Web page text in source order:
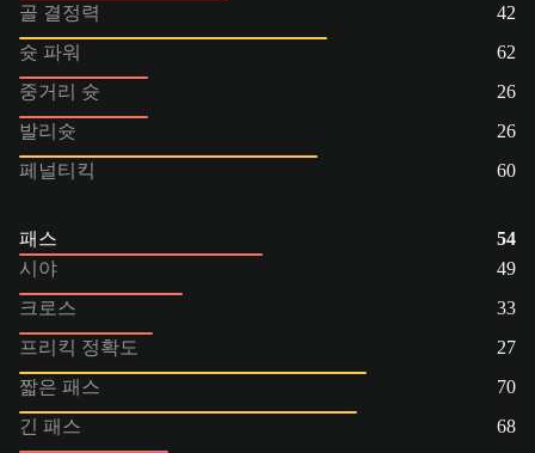
골 결정력
42
슛 파워
62
중거리 슛
26
발리슛
26
페널티킥
60
패스
54
시야
49
크로스
33
프리킥 정확도
27
짧은 패스
70
긴 패스
68